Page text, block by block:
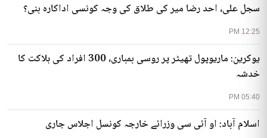
12:25 PM
سجل علی، احد رضا میر کی طلاق کی وجہ کونسی اداکارہ بنی؟
05:40 PM
یوکرین: ماریوپول تھیٹر پر روسی بمباری، 300 افراد کی ہلاکت کا
خدشہ
اسلام آباد: او آئی سی وزرائے خارجہ کونسل اجلاس جاری